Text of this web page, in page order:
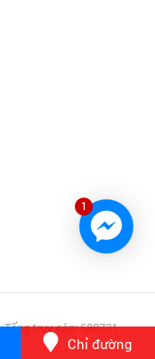
truy cập:688731
1
Chỉ đường